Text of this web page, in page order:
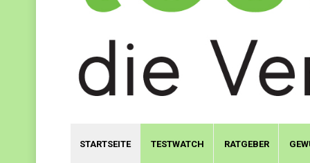
STARTSEITE TESTWATCH RATGEBER